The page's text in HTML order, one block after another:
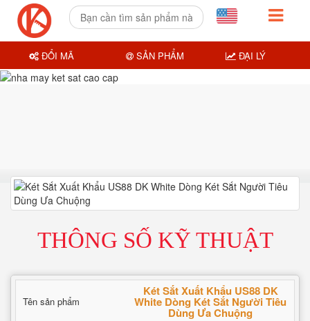
THÔNG SỐ KỸ THUẬT
Tên sản phẩm
Két Sắt Xuất Khẩu US88 DK
White Dòng Két Sắt Người Tiêu
Dùng Ưa Chuộng
ĐỔI MÃ SẢN PHẨM ĐẠI LÝ